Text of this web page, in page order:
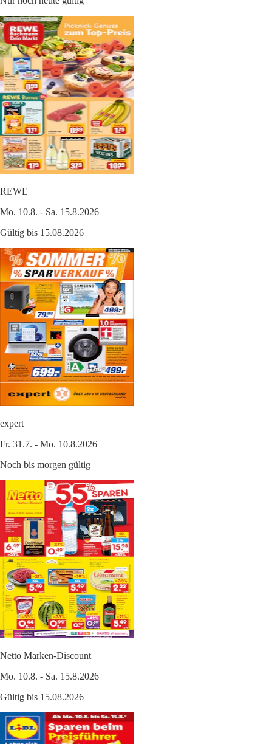
REWE
Mo. 10.8. - Sa. 15.8.2026
Gültig bis 15.08.2026
expert
Fr. 31.7. - Mo. 10.8.2026
Noch bis morgen gültig
Netto Marken-Discount
Mo. 10.8. - Sa. 15.8.2026
Gültig bis 15.08.2026